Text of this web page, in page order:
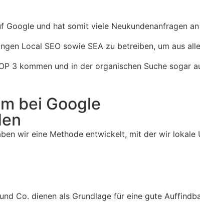
Google und hat somit viele Neukundenanfragen
Local SEO sowie SEA zu betreiben, um aus
3 kommen und in der organischen Suche sogar
bei Google
wir eine Methode entwickelt, mit der wir
Co. dienen als Grundlage für eine gute